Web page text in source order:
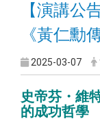
【演講公
《黃仁勳
2025-03-07
史帝芬・維
的成功哲學